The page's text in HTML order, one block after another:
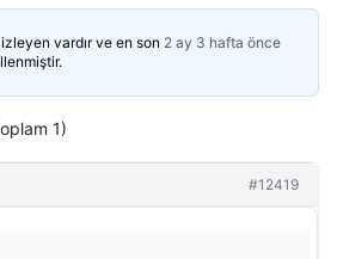
vardır ve en son 2 ay 3 hafta önce
1)
#12419